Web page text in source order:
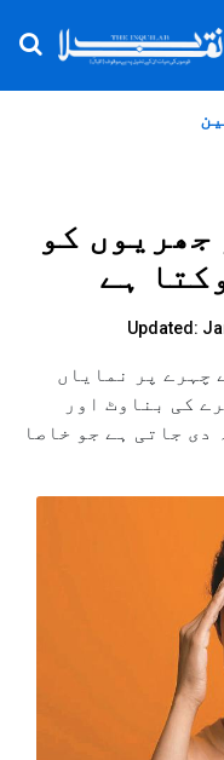
کو
ہے
Updated:
چہرے پر نمایاں
کی بناوٹ اور
دی جاتی ہے جو خاصا